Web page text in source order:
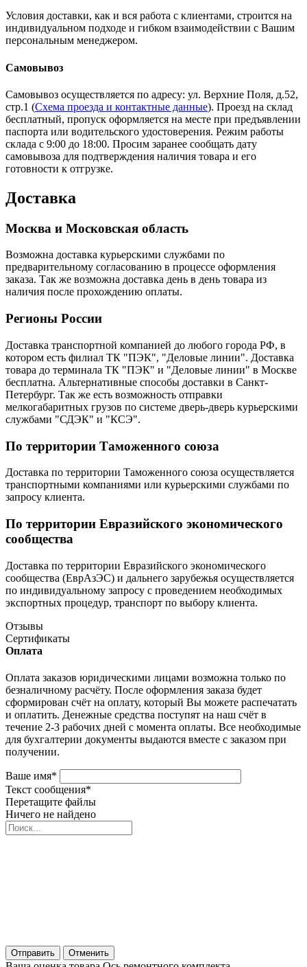
Условия доставки, как и вся работа с клиентами, строится на
индивидуальном подходе и гибком взаимодействии с Вашим
персональным менеджером.
Самовывоз
Самовывоз осуществляется по адресу: ул. Верхние Поля, д.52,
стр.1 (Схема проезда и контактные данные). Проезд на склад
бесплатный, пропуск оформляется на месте при предъявлении
паспорта или водительского удостоверения. Режим работы
склада с 9:00 до 18:00. Просим заранее сообщать дату
самовывоза для подтверждения наличия товара и его
готовности к отгрузке.
Доставка
Москва и Московская область
Возможна доставка курьерскими службами по
предварительному согласованию в процессе оформления
заказа. Так же возможна доставка день в день товара из
наличия после прохождению оплаты.
Регионы России
Доставка транспортной компанией до любого города РФ, в
котором есть филиал ТК "ПЭК", "Деловые линии". Доставка
товара до терминала ТК "ПЭК" и "Деловые линии" в Москве
бесплатна. Альтернативные способы доставки в Санкт-
Петербург. Так же есть возможность отправки
мелкогабаритных грузов по системе дверь-дверь курьерскими
службами "СДЭК" и "КСЭ".
По территории Таможенного союза
Доставка по территории Таможенного союза осуществляется
транспортными компаниями или курьерскими службами по
запросу клиента.
По территории Евразийского экономического
сообщества
Доставка по территории Евразийского экономического
сообщества (ЕврАзЭС) и дальнего зарубежья осуществляется
по индивидуальному запросу с проведением необходимых
экспортных процедур, транспорт по выбору клиента.
Отзывы
Сертификаты
Оплата
Оплата заказов юридическими лицами возможна только по
безналичному расчёту. После оформления заказа будет
сформирован счёт на оплату, который Вы можете распечатать
и оплатить. Денежные средства поступят на наш счёт в
течение 2-3 рабочих дней с момента оплаты. Все необходимые
для бухгалтерии документы выдаются вместе с заказом при
получении.
Ваше имя*
Текст сообщения*
Перетащите файлы
Ничего не найдено
Отправить Отменить